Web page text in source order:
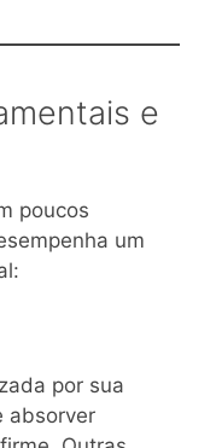
e
poucos
um
por sua
absorver